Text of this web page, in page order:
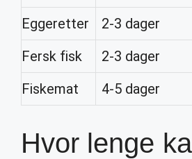
Eggeretter 2-3 dager
Fersk fisk
2-3 dager
Fiskemat
4-5 dager
Hvor lenge